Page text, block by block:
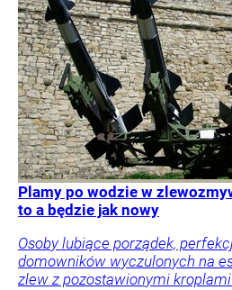
Plamy po wodzie w
to a będzie jak nowy
Osoby lubiące porządek,
domowników wyczulonych na
zlew z pozostawionymi